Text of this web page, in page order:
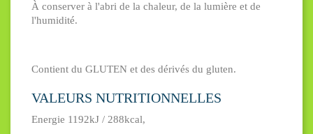
À conserver à l'abri de la chaleur, de la lumière et de
l'humidité.
Contient du GLUTEN et des dérivés du gluten.
VALEURS NUTRITIONNELLES
Energie 1192kJ / 288kcal,